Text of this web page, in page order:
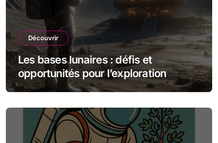
Découvrir
Les bases lunaires : défis et
opportunités pour l’exploration
spatiale